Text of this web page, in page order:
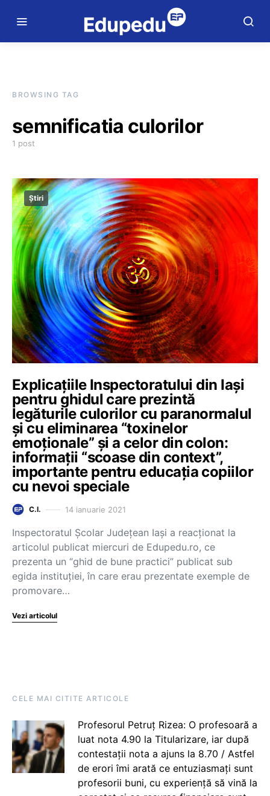
BROWSING TAG
semnificatia culorilor
1 post
Știri
Explicațiile Inspectoratului din Iași
pentru ghidul care prezintă
legăturile culorilor cu paranormalul
și cu eliminarea “toxinelor
emoționale” și a celor din colon:
informații “scoase din context”,
importante pentru educația copiilor
cu nevoi speciale
C.I. 14 ianuarie 2021
Inspectoratul Școlar Județean Iași a reacționat la
articolul publicat miercuri de Edupedu.ro, ce
prezenta un “ghid de bune practici” publicat sub
egida instituției, în care erau prezentate exemple de
promovare…
Vezi articolul
CELE MAI CITITE ARTICOLE
Profesorul Petruț Rizea: O profesoară a
luat nota 4.90 la Titularizare, iar după
contestații nota a ajuns la 8.70 / Astfel
de erori îmi arată ce entuziasmați sunt
profesorii buni, cu experiență să vină la